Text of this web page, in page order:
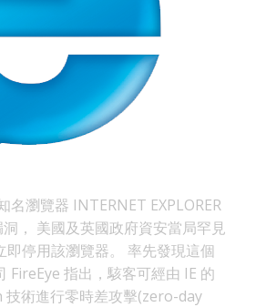
名瀏覽器 INTERNET EXPLORER
， 美國及英國政府資安當局罕見
即停用該瀏覽器。 率先發現這個
FireEye 指出，駭客可經由 IE 的
技術進行零時差攻擊(zero-day